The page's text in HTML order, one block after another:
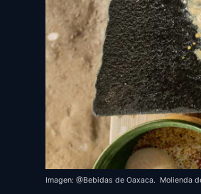
Imagen: @Bebidas de Oaxaca. Molienda